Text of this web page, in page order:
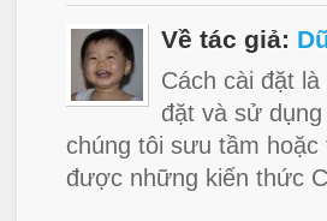
Về tác giả:
Cách cài đặt
đặt và sử
chúng tôi sưu tầm
được những kiến thức